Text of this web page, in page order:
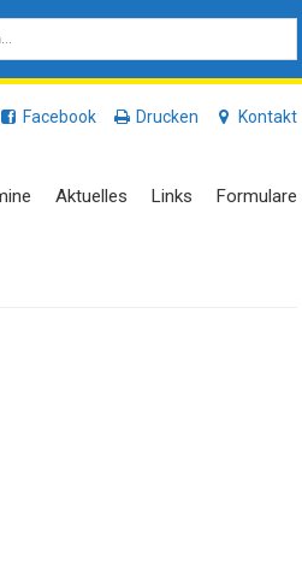
Facebook Drucken Kontakt
Aktuelles Links Formulare